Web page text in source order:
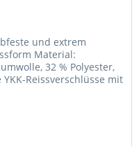
und extrem
Material:
32 % Polyester,
Reissverschlüsse mit